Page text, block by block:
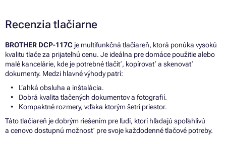
Recenzia tlačiarne
BROTHER DCP-117C je multifunkčná tlačiareň, ktorá ponúka vysokú
kvalitu tlače za prijateľnú cenu. Je ideálna pre domáce použitie alebo
malé kancelárie, kde je potrebné tlačiť, kopírovať a skenovať
dokumenty. Medzi hlavné výhody patrí:
Ľahká obsluha a inštalácia.
Dobrá kvalita tlačených dokumentov a fotografií.
Kompaktné rozmery, vďaka ktorým šetrí priestor.
Táto tlačiareň je dobrým riešením pre ľudí, ktorí hľadajú spoľahlivú
a cenovo dostupnú možnosť pre svoje každodenné tlačové potreby.